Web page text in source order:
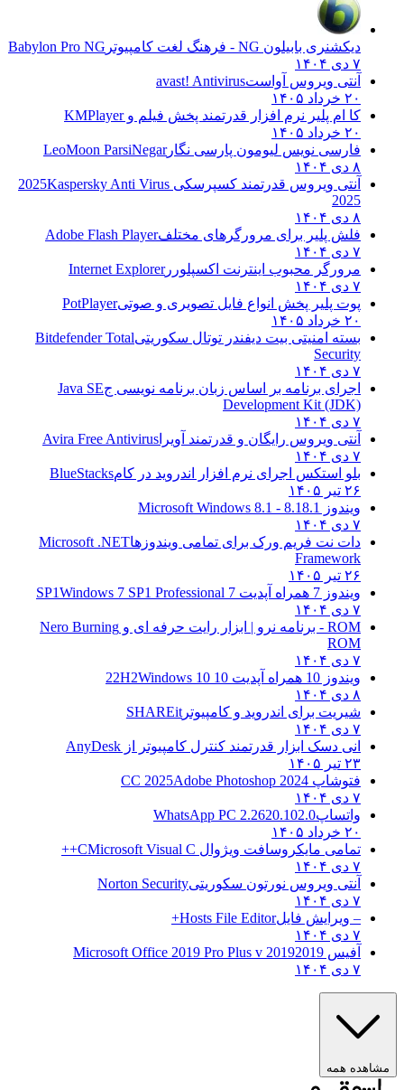
دیکشنری بابیلون NG - فرهنگ لغت کامپیوتر
Babylon Pro NG
آنتی ویروس آواستavast! Antivirus
۲۰ خرداد ۱۴۰۵
کا ام پلیر نرم افزار قدرتمند پخش فیلم و KMPlayer
۲۰ خرداد ۱۴۰۵
فارسی نویس لیومون پارسی نگارLeoMoon ParsiNegar
آنتی ویروس قدرتمند کسپرسکی 2025 Kaspersky Anti Virus
2025
فلش پلیر برای مرورگرهای مختلفAdobe Flash Player
مرورگر محبوب اینترنت اکسپلورر Internet Explorer
پوت پلیر پخش انواع فایل تصویری و صوتیPotPlayer
۲۰ خرداد ۱۴۰۵
بسته امنیتی بیت دیفندر توتال سکوریتیBitdefender Total
Security
اجرای برنامه بر اساس زبان برنامه نویسی ج Java SE
Development Kit (JDK)
آنتی ویروس رایگان و قدرتمند آویراAvira Free Antivirus
بلو استکس اجرای نرم افزار اندروید در کامBlueStacks
۲۶ تیر ۱۴۰۵
ویندوز 8.18.1 - Microsoft Windows 8.1
دات نت فریم ورک برای تمامی ویندوزهاMicrosoft .NET
Framework
۲۶ تیر ۱۴۰۵
ویندوز 7 همراه آپدیت 7 SP1
Windows 7 SP1 Professional
ROM - برنامه نرو | ابزار رایت حرفه ای و
Nero Burning
ROM
ویندوز 10 همراه آپدیت 10 22H2
Windows 10
شیریت برای اندروید و کامپیوترSHAREit
انی دسک ابزار قدرتمند کنترل کامپیوتر از AnyDesk
۲۳ تیر ۱۴۰۵
فتوشاپ CC 2025Adobe Photoshop 2024
واتساپWhatsApp PC 2.2620.102.0
۲۰ خرداد ۱۴۰۵
تمامی مایکروسافت ویژوال C Microsoft Visual C++
آنتی ویروس نورتون سکوریتیNorton Security
– ویرایش فایلHosts File Editor+
آفیس 2019 2019 Microsoft Office 2019 Pro Plus v
مشاهده همه